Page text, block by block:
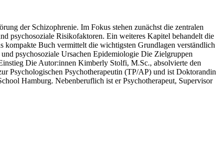
der Schizophrenie. Im Fokus stehen zunächst die zentralen
psychosoziale Risikofaktoren. Ein weiteres Kapitel behandelt die
kompakte Buch vermittelt die wichtigsten Grundlagen verständlich
psychosoziale Ursachen Epidemiologie Die Zielgruppen
Die Autor:innen Kimberly Stolfi, M.Sc., absolvierte den
Psychologischen Psychotherapeutin (TP/AP) und ist Doktorandin
Hamburg. Nebenberuflich ist er Psychotherapeut, Supervisor